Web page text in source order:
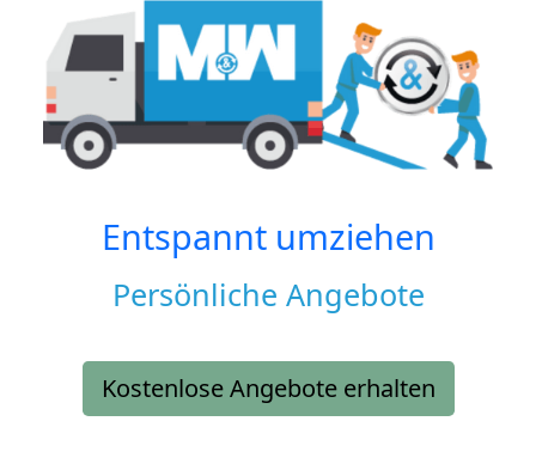
Entspannt umziehen
Persönliche Angebote
Kostenlose Angebote erhalten